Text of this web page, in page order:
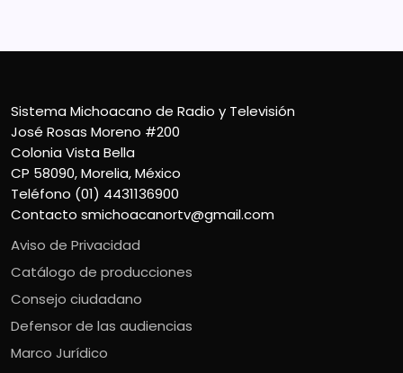
Sistema Michoacano de Radio y Televisión
José Rosas Moreno #200
Colonia Vista Bella
CP 58090, Morelia, México
Teléfono (01) 4431136900
Contacto smichoacanortv@gmail.com
Aviso de Privacidad
Catálogo de producciones
Consejo ciudadano
Defensor de las audiencias
Marco Jurídico